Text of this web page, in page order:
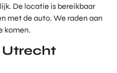
De locatie is bereikbaar
met de auto. We raden aan
komen.
Utrecht